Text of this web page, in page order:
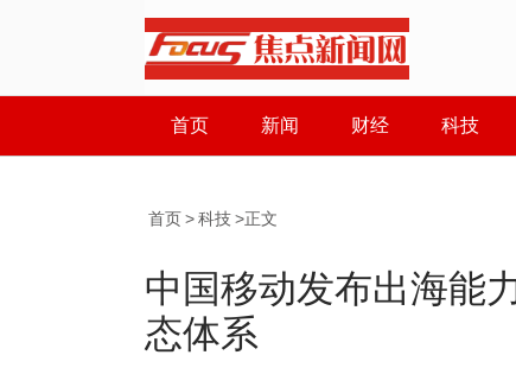
首页 新闻 财经 科技
首页>科技>正文
中国移动发布出海能
态体系